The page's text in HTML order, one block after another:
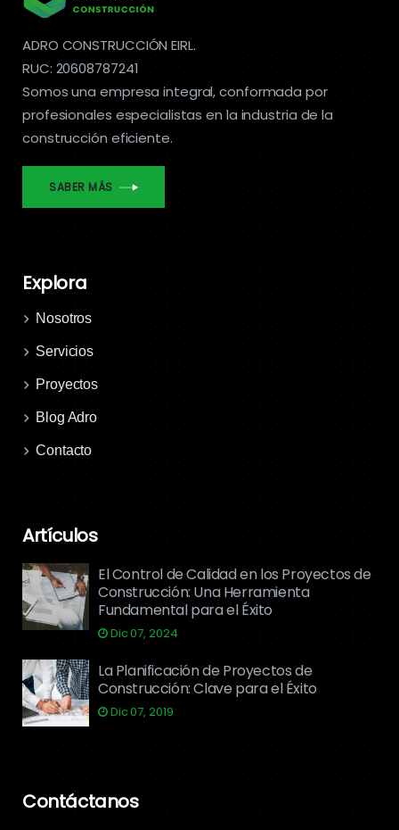
ADRO CONSTRUCCIÓN EIRL.
RUC: 20608787241
Somos una empresa integral, conformada por
profesionales especialistas en la industria de la
construcción eficiente.
SABER MÁS
Explora
Nosotros
Servicios
Proyectos
Blog Adro
Contacto
Artículos
El Control de Calidad en los Proyectos de
Construcción: Una Herramienta
Fundamental para el Éxito
Dic 07, 2024
La Planificación de Proyectos de
Construcción: Clave para el Éxito
Dic 07, 2019
Contáctanos